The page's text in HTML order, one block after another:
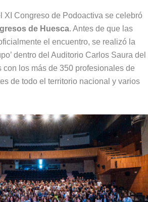
XI Congreso de Podoactiva se celebró
de Huesca. Antes de que las
el encuentro, se realizó la
dentro del Auditorio Carlos Saura del
con los más de 350 profesionales de
de todo el territorio nacional y varios